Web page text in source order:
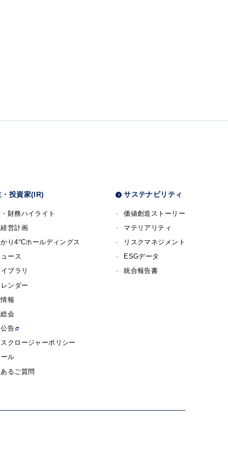
・投資家(IR)
財務ハイライト
営計画
り4°Cホールディングス
ース
ブラリ
ンダー
報
会
告
クロージャーポリシー
ル
るご質問
サステナビリティ
価値創造ストーリー
マテリアリティ
リスクマネジメント
ESGデータ
統合報告書